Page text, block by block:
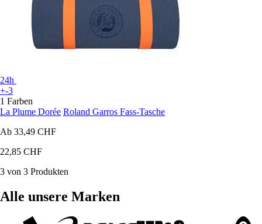
24h
+-3
1 Farben
La Plume Dorée Roland Garros Fass-Tasche
Ab 33,49 CHF
22,85 CHF
3 von 3 Produkten
Alle unsere Marken